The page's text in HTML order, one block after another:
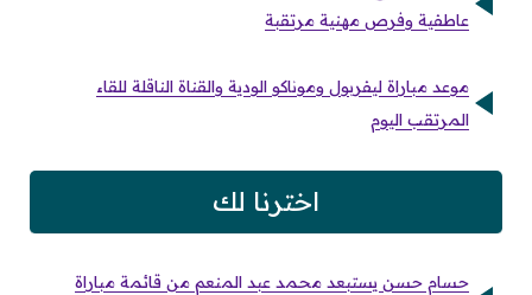
عاطفية وفرص مهنية مرتقبة
موعد مباراة ليفربول وموناكو الودية والقناة الناقلة للقاء
المرتقب اليوم
اخترنا لك
حسام حسن يستبعد محمد عبد المنعم من قائمة مباراة